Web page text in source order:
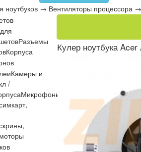
ноутбуков → Вентиляторы процессора →
Разъемы
Корпуса
Камеры и
/
Микрофоны Платы
Кулер ноутбука